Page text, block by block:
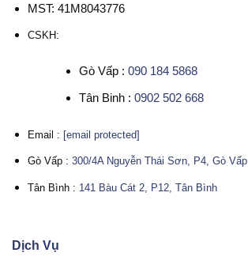
MST: 41M8043776
CSKH:
Gò Vấp :090 184 5868
Tân Binh :0902 502 668
Email : [email protected]
Gò Vấp : 300/4A Nguyễn Thái Sơn, P4, Gò Vấp
Tân Bình : 141 Bàu Cát 2, P12, Tân Bình
Dịch Vụ